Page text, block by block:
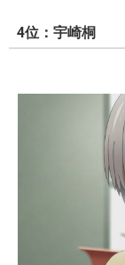
4位：宇崎桐